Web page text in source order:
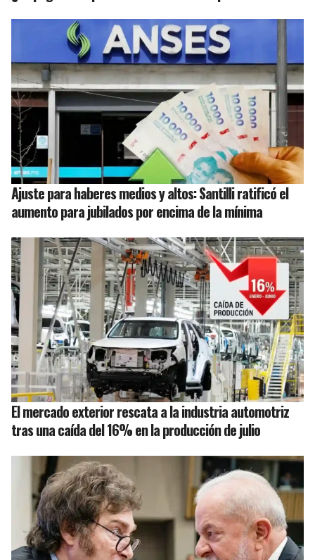
Ajuste para haberes medios y altos: Santilli ratificó el
aumento para jubilados por encima de la mínima
El mercado exterior rescata a la industria automotriz
tras una caída del 16% en la producción de julio